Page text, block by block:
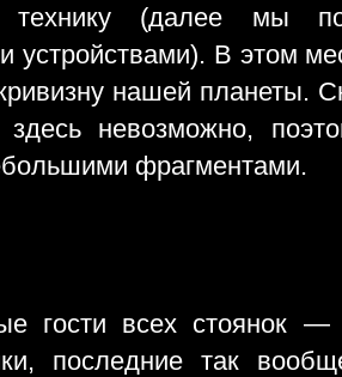
технику (далее мы
устройствами). В этом
нашей планеты.
здесь невозможно,
фрагментами.
гости всех стоянок —
последние так